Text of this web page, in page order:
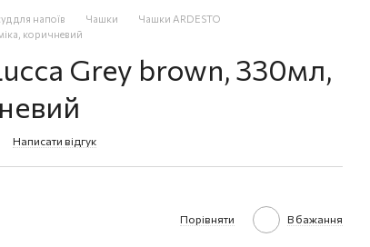
для напоїв Чашки
Чашки ARDESTO
коричневий
Grey brown, 330мл,
Написати відгук
Порівняти В бажання